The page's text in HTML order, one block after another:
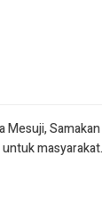
Mesuji, Samakan
masyarakat.